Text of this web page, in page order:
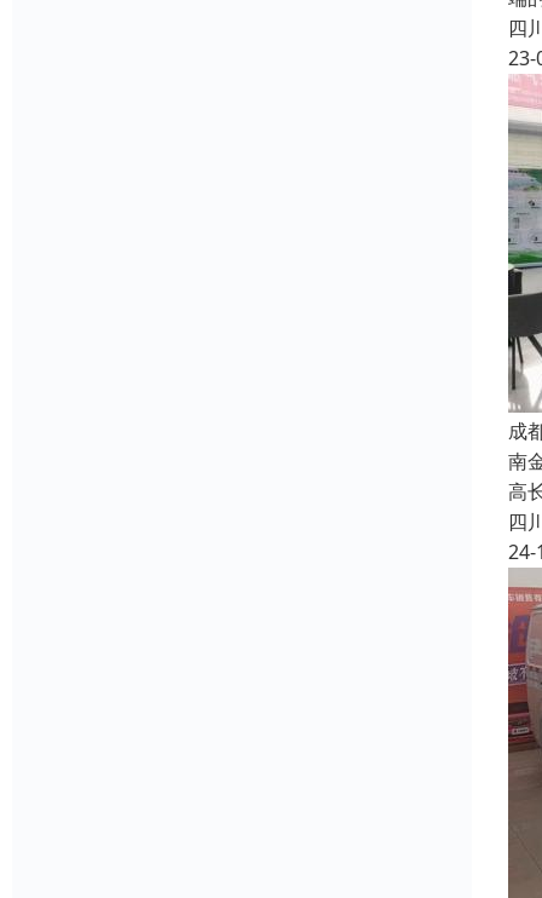
四
23-
成
南
高
四
24-